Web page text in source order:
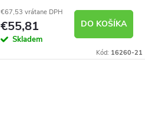
€67,53 vrátane DPH
€55,81
Skladem
DO KOŠÍKA
Kód: 16260-21